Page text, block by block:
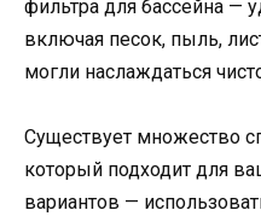
фильтра для бассейна —
включая песок, пыль,
могли наслаждаться
Существует множество
который подходит для
вариантов —